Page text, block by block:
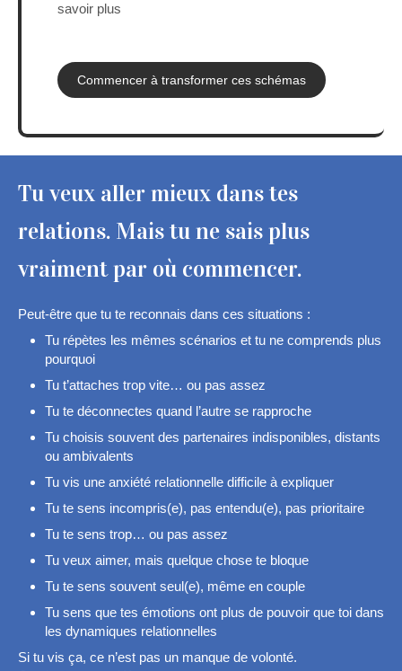
savoir plus
Commencer à transformer ces schémas
Tu veux aller mieux dans tes
relations. Mais tu ne sais plus
vraiment par où commencer.
Peut-être que tu te reconnais dans ces situations :
Tu répètes les mêmes scénarios et tu ne comprends plus
pourquoi
Tu t’attaches trop vite… ou pas assez
Tu te déconnectes quand l’autre se rapproche
Tu choisis souvent des partenaires indisponibles, distants
ou ambivalents
Tu vis une anxiété relationnelle difficile à expliquer
Tu te sens incompris(e), pas entendu(e), pas prioritaire
Tu te sens trop… ou pas assez
Tu veux aimer, mais quelque chose te bloque
Tu te sens souvent seul(e), même en couple
Tu sens que tes émotions ont plus de pouvoir que toi dans
les dynamiques relationnelles
Si tu vis ça, ce n’est pas un manque de volonté.